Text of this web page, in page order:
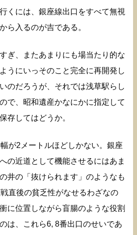
くには、銀座線出口をすべて無視
ら入るのが吉である。
ぎ、またあまりにも場当たり的な
うにいっそのこと完全に再開発し
のだろうが、それでは浅草駅らし
で、昭和遺産かなにかに指定して
存してはどうか。
が2メートルほどしかない。銀座
の近道として機能させるにはあま
井の「抜けられます」のようなも
直後の貧乏性がなせるわざなの
に位置しながら盲腸のような役割
は、これら6, 8番出口のせいであ